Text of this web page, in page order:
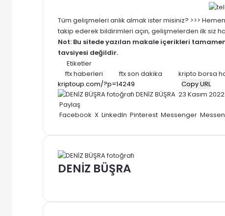
Tüm gelişmeleri anlık almak ister misiniz? >>> Hemen
takip ederek bildirimleri açın, gelişmelerden ilk siz
Not: Bu sitede yazılan makale içerikleri
tavsiyesi değildir.
Etiketler
ftx haberleri
ftx son dakika
kripto borsa
Copy URL
DENİZ BÜŞRA Bir
posta
23 Kasım 2022
Paylaş
Facebook X LinkedIn Pinterest Messenger
DENİZ BÜŞRA